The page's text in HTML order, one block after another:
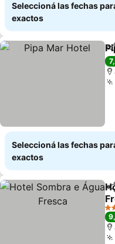
Seleccioná las fechas
exactos
Seleccioná las fechas
exactos
5